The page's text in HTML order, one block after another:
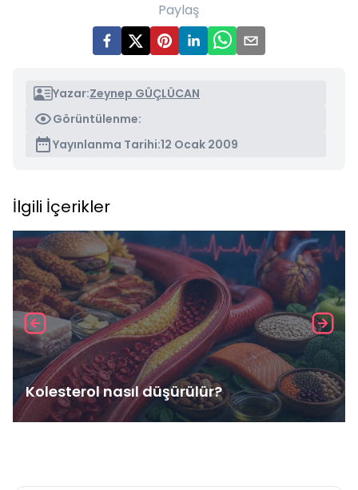
Paylaş
Yazar:Zeynep GÜÇLÜCAN
Görüntülenme:
Yayınlanma Tarihi:12 Ocak 2009
İlgili İçerikler
Kolesterol nasıl düşürülür?